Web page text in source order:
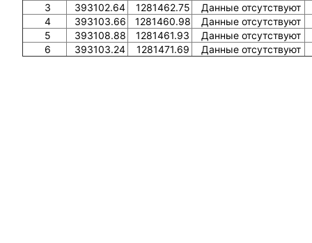
3
393102.64 1281462.75
Данные отсутствуют
4
393103.66 1281460.98
Данные отсутствуют
5
393108.88 1281461.93
Данные отсутствуют
6
393103.24 1281471.69 Данные отсутствуют